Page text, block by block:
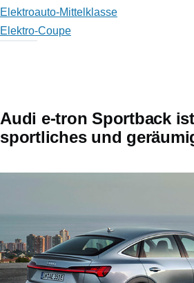
Elektroauto-Mittelklasse
Elektro-Coupe
Audi e-tron Sportback
sportliches und